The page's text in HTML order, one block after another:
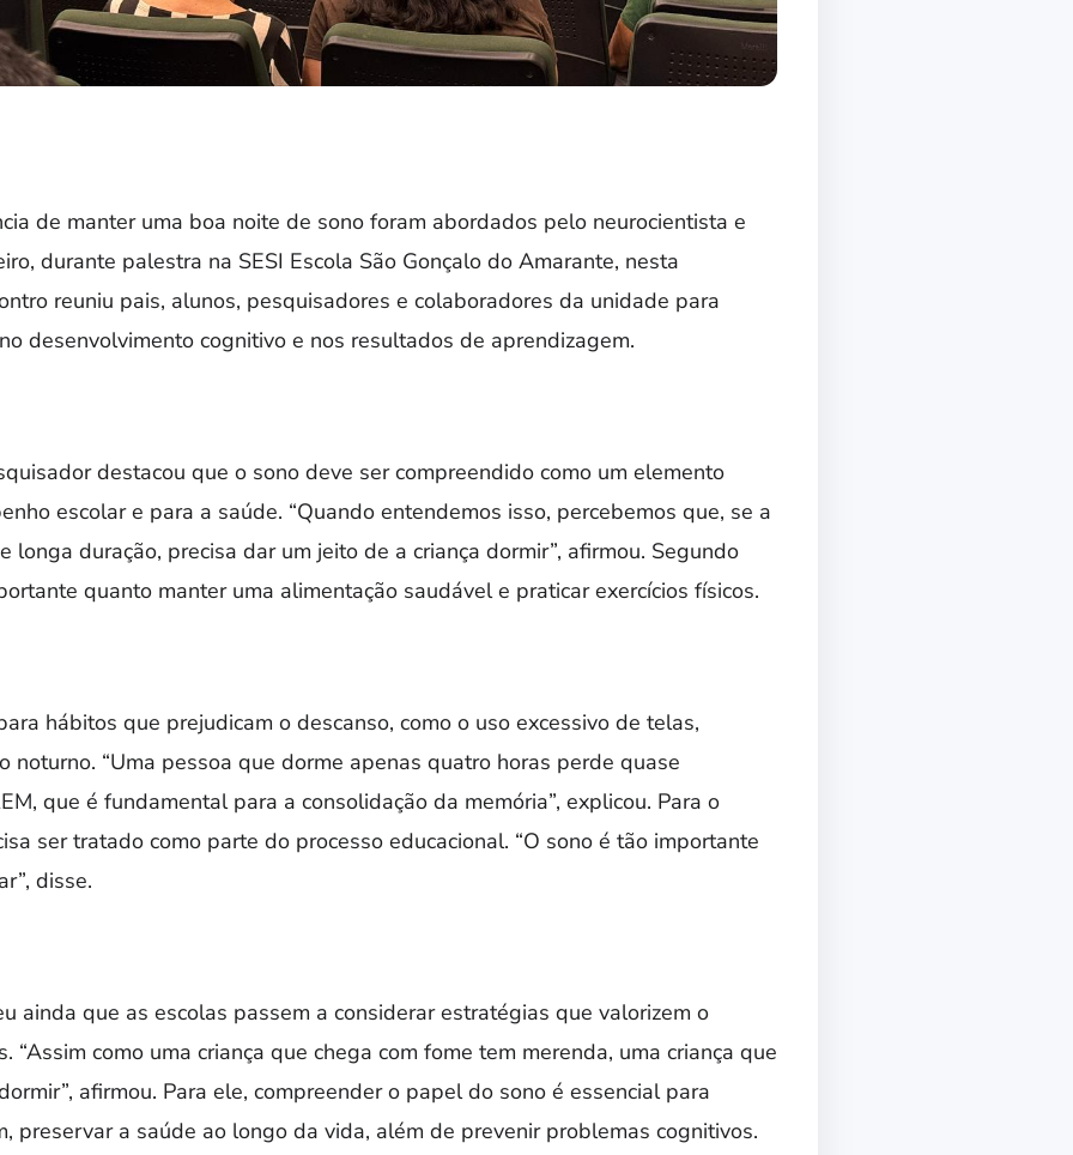
de manter uma boa noite de sono foram abordados pelo neurocientista e
durante palestra na SESI Escola São Gonçalo do Amarante, nesta
reuniu pais, alunos, pesquisadores e colaboradores da unidade para
desenvolvimento cognitivo e nos resultados de aprendizagem.
destacou que o sono deve ser compreendido como um elemento
escolar e para a saúde. “Quando entendemos isso, percebemos que, se a
longa duração, precisa dar um jeito de a criança dormir”, afirmou. Segundo
quanto manter uma alimentação saudável e praticar exercícios físicos.
hábitos que prejudicam o descanso, como o uso excessivo de telas,
noturno. “Uma pessoa que dorme apenas quatro horas perde quase
que é fundamental para a consolidação da memória”, explicou. Para o
ser tratado como parte do processo educacional. “O sono é tão importante
disse.
ainda que as escolas passem a considerar estratégias que valorizem o
“Assim como uma criança que chega com fome tem merenda, uma criança que
afirmou. Para ele, compreender o papel do sono é essencial para
preservar a saúde ao longo da vida, além de prevenir problemas cognitivos.